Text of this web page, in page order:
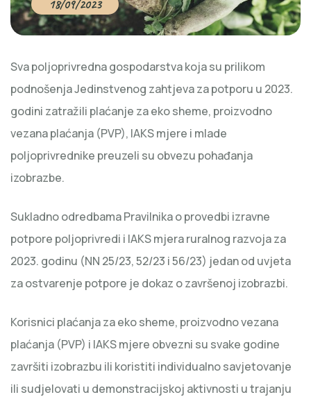
18/09/2023
Sva poljoprivredna gospodarstva koja su prilikom
podnošenja Jedinstvenog zahtjeva za potporu u 2023.
godini zatražili plaćanje za eko sheme, proizvodno
vezana plaćanja (PVP), IAKS mjere i mlade
poljoprivrednike preuzeli su obvezu pohađanja
izobrazbe.
Sukladno odredbama Pravilnika o provedbi izravne
potpore poljoprivredi i IAKS mjera ruralnog razvoja za
2023. godinu (NN 25/23, 52/23 i 56/23) jedan od uvjeta
za ostvarenje potpore je dokaz o završenoj izobrazbi.
Korisnici plaćanja za eko sheme, proizvodno vezana
plaćanja (PVP) i IAKS mjere obvezni su svake godine
završiti izobrazbu ili koristiti individualno savjetovanje
ili sudjelovati u demonstracijskoj aktivnosti u trajanju